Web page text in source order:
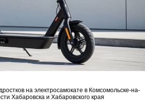
на электросамокате в Комсомольске-на-
Хабаровска и Хабаровского края